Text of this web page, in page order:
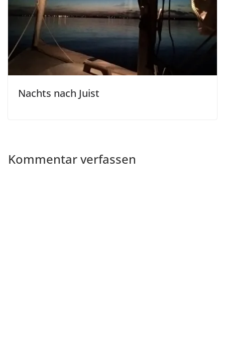
Nachts nach Juist
Kommentar verfassen